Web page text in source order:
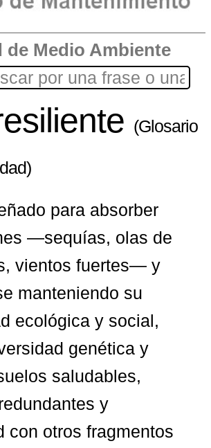
de Medio Ambiente
(Glosario
para absorber
—sequías, olas de
vientos fuertes— y
manteniendo su
ecológica y social,
genética y
saludables,
y
con otros fragmentos